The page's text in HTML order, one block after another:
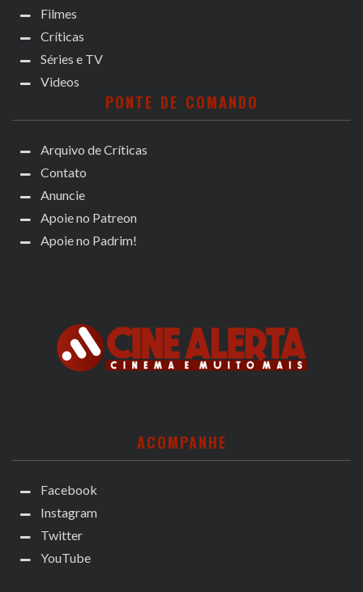
Filmes
Críticas
Séries e TV
Videos
PONTE DE COMANDO
Arquivo de Críticas
Contato
Anuncie
Apoie no Patreon
Apoie no Padrim!
ACOMPANHE
Facebook
Instagram
Twitter
YouTube